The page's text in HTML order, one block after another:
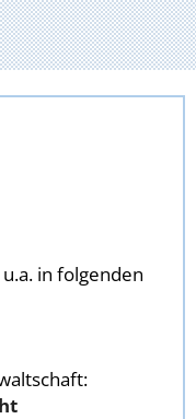
in folgenden